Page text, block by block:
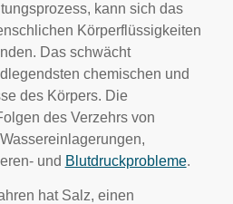
kann sich das
Körperflüssigkeiten
Das schwächt
chemischen und
des Körpers. Die
des Verzehrs von
und Blutdruckprobleme.
hat Salz, einen